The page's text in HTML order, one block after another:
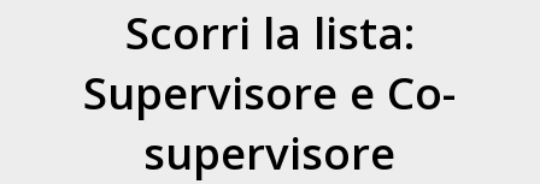
Scorri la lista:
Supervisore e Co-
supervisore